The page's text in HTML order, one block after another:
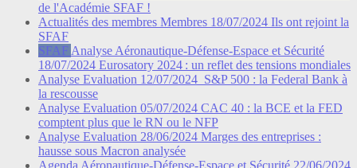
de l'Académie SFAF !
Actualités des membres Membres 18/07/2024 Ils ont rejoint la
SFAF
SFAF Analyse Aéronautique-Défense-Espace et Sécurité
18/07/2024 Eurosatory 2024 : un reflet des tensions mondiales
Analyse Evaluation 12/07/2024 S&P 500 : la Federal Bank à
la rescousse
Analyse Evaluation 05/07/2024 CAC 40 : la BCE et la FED
comptent plus que le RN ou le NFP
Analyse Evaluation 28/06/2024 Marges des entreprises :
hausse sous Macron analysée
Agenda Aéronautique-Défense-Espace et Sécurité 22/06/2024